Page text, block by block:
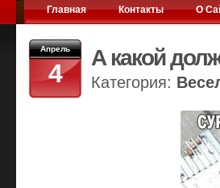
Главная Контакты О
Апрель
4
А какой
Категория: